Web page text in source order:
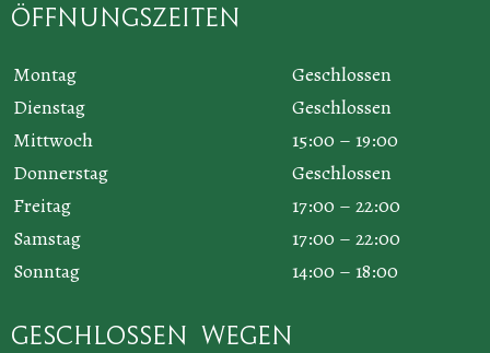
Öffnungszeiten
Montag
Geschlossen
Dienstag
Geschlossen
Mittwoch
15:00 – 19:00
Donnerstag
Geschlossen
Freitag
17:00 – 22:00
Samstag
17:00 – 22:00
Sonntag
14:00 – 18:00
Geschlossen wegen